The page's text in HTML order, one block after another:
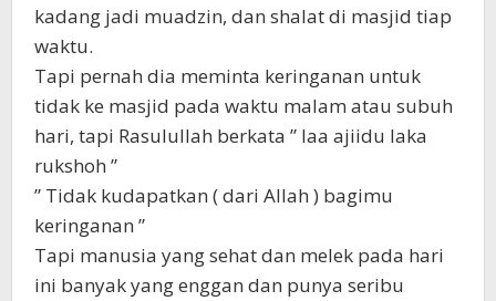
kadang jadi muadzin, dan shalat di masjid tiap
waktu.
Tapi pernah dia meminta keringanan untuk
tidak ke masjid pada waktu malam atau subuh
hari, tapi Rasulullah berkata ” laa ajiidu laka
rukshoh ”
” Tidak kudapatkan ( dari Allah ) bagimu
keringanan ”
Tapi manusia yang sehat dan melek pada hari
ini banyak yang enggan dan punya seribu